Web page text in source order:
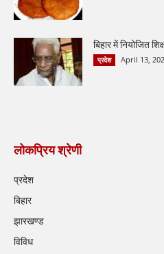
बिहार में नियोजित
प्रदेश April 13,
लोकप्रिय श्रेणी
प्रदेश
बिहार
झारखण्ड
विविध